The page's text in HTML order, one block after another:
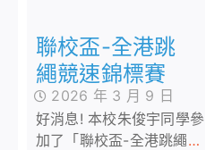
聯校盃-全港跳
繩競速錦標賽
2026 年 3 月 9 日
好消息! 本校朱俊宇同學參
加了「聯校盃-全港跳繩競